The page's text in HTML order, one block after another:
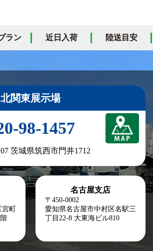
ラン 近日入荷 陸送目安
北関東展示場
98-1457
茨城県筑西市門井1712
町
名古屋支店
〒450-0002
愛知県名古屋市中村区名駅三
丁目22-8 大東海ビル810